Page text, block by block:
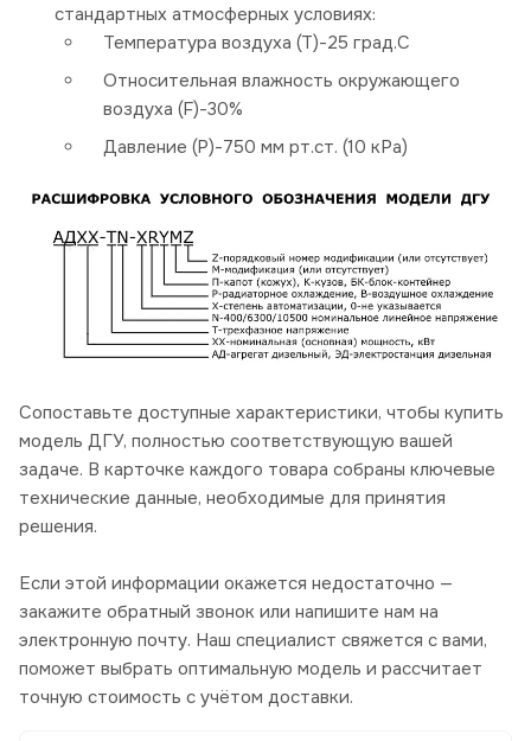
стандартных атмосферных условиях:
Температура воздуха (Т)-25 град.С
Относительная влажность окружающего
воздуха (F)-30%
Давление (P)-750 мм рт.ст. (10 кРа)
Сопоставьте доступные характеристики, чтобы купить
модель ДГУ, полностью соответствующую вашей
задаче. В карточке каждого товара собраны ключевые
технические данные, необходимые для принятия
решения.
Если этой информации окажется недостаточно —
закажите обратный звонок или напишите нам на
электронную почту. Наш специалист свяжется с вами,
поможет выбрать оптимальную модель и рассчитает
точную стоимость с учётом доставки.